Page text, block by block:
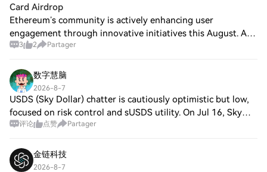
Card Airdrop
Ethereum’s community is actively enhancing user
engagement through innovative initiatives this August. A
significant Pokémon card airdrop is capturing the interest
3 2 Partager
数字慧脑
2026-8-7
USDS (Sky Dollar) chatter is cautiously optimistic but low,
focused on risk control and sUSDS utility. On Jul 16, Sky
governance ran its Monthly Settlement spell; on Aug 6, Sky
评论 点赞 Partager
金链科技
2026-8-7